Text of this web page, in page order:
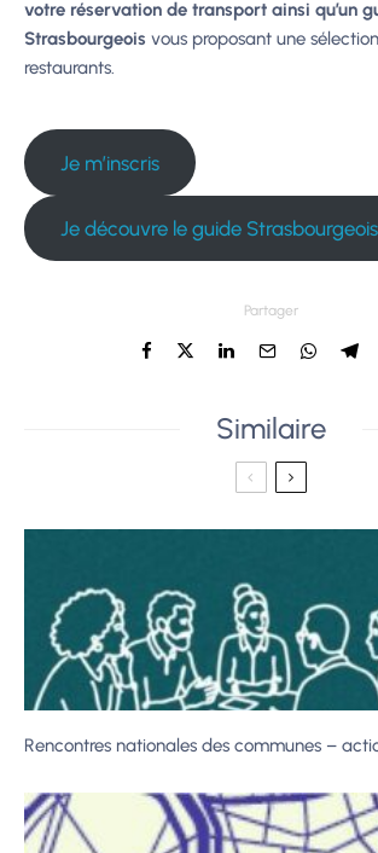
votre réservation de transport ainsi qu’un
Strasbourgeois vous proposant une
restaurants.
Je m’inscris
Je découvre le guide Strasbourgeois
Partager
Similaire
Rencontres nationales des communes –